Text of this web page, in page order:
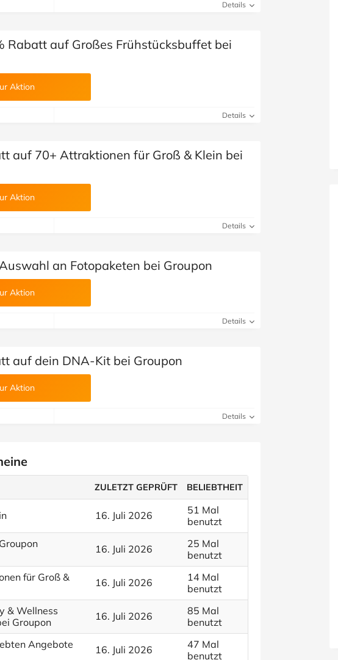
Details
Rabatt auf Großes Frühstücksbuffet bei
Aktion
Details
auf 70+ Attraktionen für Groß & Klein bei
Aktion
Details
an Fotopaketen bei Groupon
Aktion
Details
auf dein DNA-Kit bei Groupon
Aktion
Details
ZULETZT GEPRÜFT BELIEBTHEIT
16. Juli 2026
51 Mal
benutzt
16. Juli 2026
25 Mal
benutzt
für Groß &
16. Juli 2026
14 Mal
benutzt
& Wellness
Groupon
16. Juli 2026
85 Mal
benutzt
Angebote
16. Juli 2026
47 Mal
benutzt